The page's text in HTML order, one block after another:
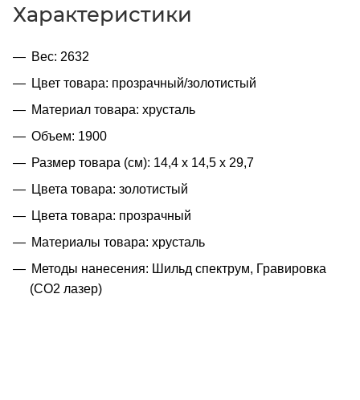
Характеристики
Вес: 2632
Цвет товара: прозрачный/золотистый
Материал товара: хрусталь
Объем: 1900
Размер товара (см): 14,4 х 14,5 х 29,7
Цвета товара: золотистый
Цвета товара: прозрачный
Материалы товара: хрусталь
Методы нанесения: Шильд спектрум, Гравировка
(CO2 лазер)